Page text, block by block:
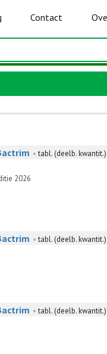
Contact
•tabl. (deelb. kwantit.)
2026
•tabl. (deelb. kwantit.)
•tabl. (deelb. kwantit.)